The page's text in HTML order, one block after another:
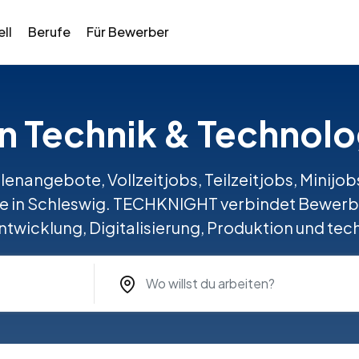
Berufe Für Bewerber
Technik &
Vollzeitjobs, Teilzeitjobs,
in Schleswig. TECHKNIGHT verbindet
Digitalisierung, Produktion und